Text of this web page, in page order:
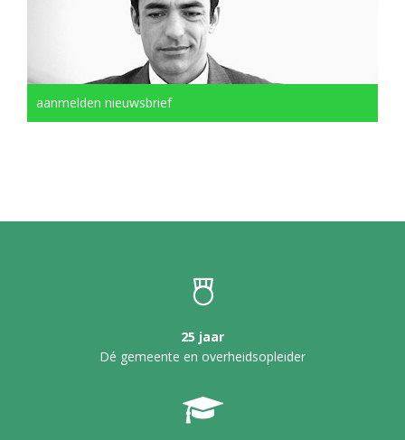
aanmelden nieuwsbrief
25 jaar
Dé gemeente en overheidsopleider